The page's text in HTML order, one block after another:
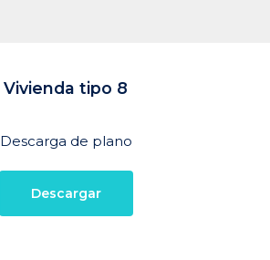
Vivienda tipo 8
Descarga de plano
Descargar